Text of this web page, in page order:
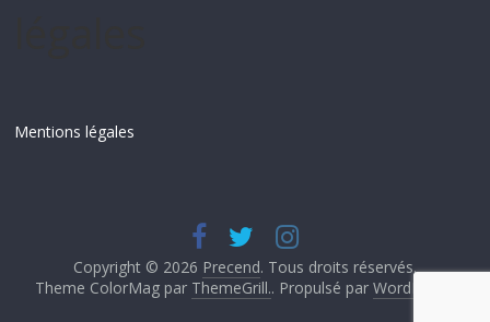
Mentions légales
Copyright © 2026 Precend. Tous droits réservés.
Theme ColorMag par ThemeGrill.. Propulsé parWordPress